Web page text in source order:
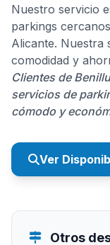
Nuestro servicio
parkings
Alicante. Nuestra
comodidad y
Clientes de
servicios de
cómodo y
Ver
Otros